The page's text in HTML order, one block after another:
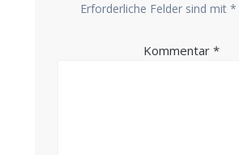
Erforderliche Felder sind mit *
Kommentar *